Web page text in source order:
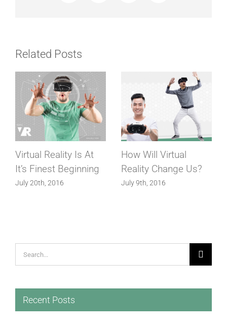
Related Posts
Virtual Reality Is At
It’s Finest Beginning
July 20th, 2016
How Will Virtual
Reality Change Us?
July 9th, 2016
Search
for:
Recent Posts